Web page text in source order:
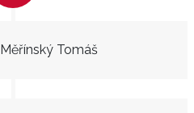
Měřínský Tomáš